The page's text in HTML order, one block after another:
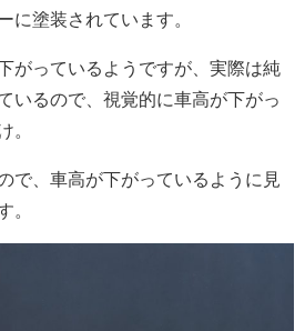
に塗装されています。
がっているようですが、実際は純
いるので、視覚的に車高が下がっ
。
で、車高が下がっているように見
。